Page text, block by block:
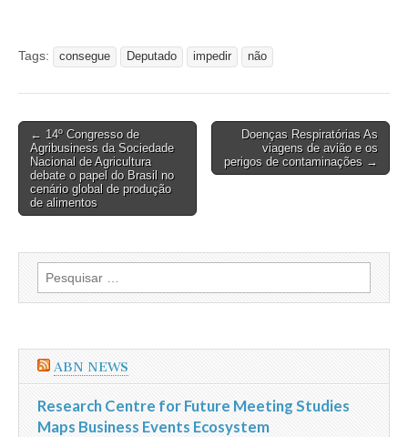
Tags: consegue Deputado impedir não
Post
navigation
← 14º Congresso de
Agribusiness da Sociedade
Nacional de Agricultura
debate o papel do Brasil no
cenário global de produção
de alimentos
Doenças Respiratórias As
viagens de avião e os
perigos de contaminações →
Pesquisar
por:
ABN NEWS
Research Centre for Future Meeting Studies
Maps Business Events Ecosystem